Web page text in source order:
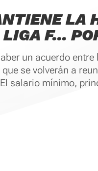
LA
F...
un acuerdo
se volverán a
salario mínimo,